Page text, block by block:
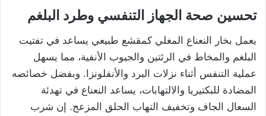
تحسين صحة الجهاز التنفسي وطرد البلغم
يعمل بخار النعناع المغلي كمقشع طبيعي يساعد في تفتيت
البلغم والمخاط في الرئتين والجيوب الأنفية، مما يسهل
عملية التنفس أثناء نزلات البرد والأنفلونزا. وبفضل خصائصه
المضادة للبكتيريا والالتهابات، يساعد النعناع في تهدئة
السعال الجاف وتخفيف التهاب الحلق المزعج. إن شرب